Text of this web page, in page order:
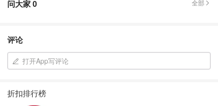
问大家0 全部
评论
打开App写评论
折扣排行榜